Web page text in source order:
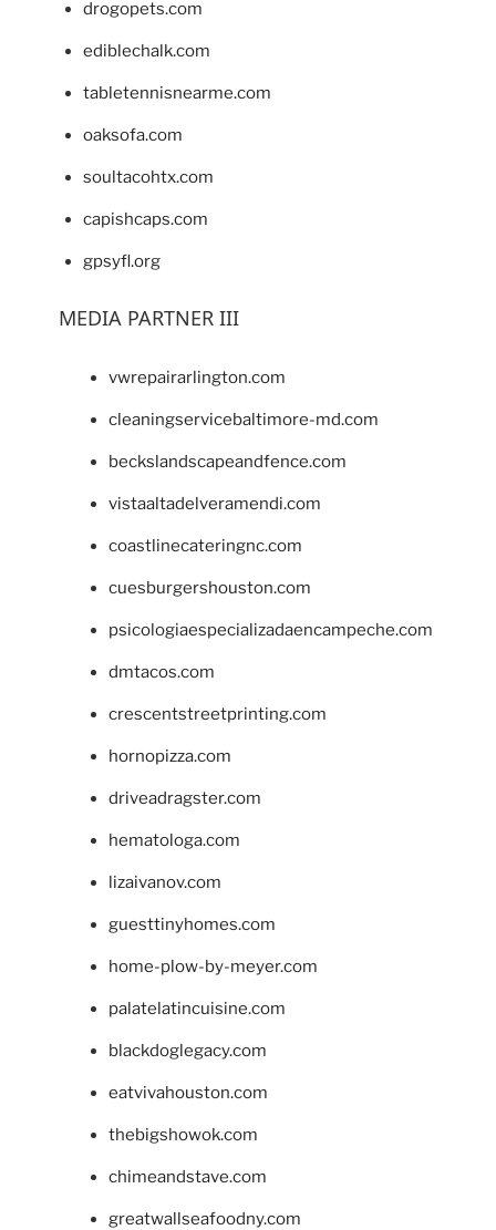
drogopets.com
ediblechalk.com
tabletennisnearme.com
oaksofa.com
soultacohtx.com
capishcaps.com
gpsyfl.org
MEDIA PARTNER III
vwrepairarlington.com
cleaningservicebaltimore-md.com
beckslandscapeandfence.com
vistaaltadelveramendi.com
coastlinecateringnc.com
cuesburgershouston.com
psicologiaespecializadaencampeche.com
dmtacos.com
crescentstreetprinting.com
hornopizza.com
driveadragster.com
hematologa.com
lizaivanov.com
guesttinyhomes.com
home-plow-by-meyer.com
palatelatincuisine.com
blackdoglegacy.com
eatvivahouston.com
thebigshowok.com
chimeandstave.com
greatwallseafoodny.com